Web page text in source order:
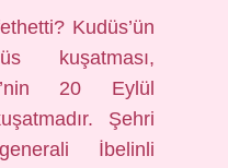
Kudüs’ün
kuşatması,
20 Eylül
Şehri
İbelinli